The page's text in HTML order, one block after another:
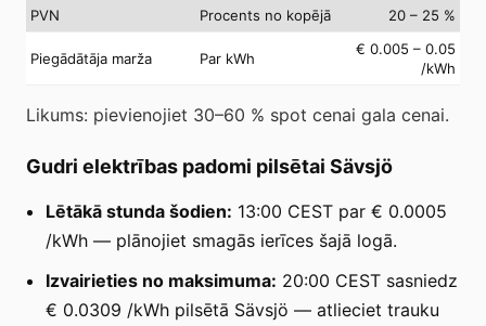
PVN
Procents no kopējā 20 – 25 %
Piegādātāja marža Par kWh
€ 0.005 – 0.05
/kWh
Likums: pievienojiet 30–60 % spot cenai gala cenai.
Gudri elektrības padomi pilsētai Sävsjö
Lētākā stunda šodien: 13:00 CEST par € 0.0005
/kWh — plānojiet smagās ierīces šajā logā.
Izvairieties no maksimuma: 20:00 CEST sasniedz
€ 0.0309 /kWh pilsētā Sävsjö — atlieciet trauku